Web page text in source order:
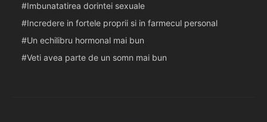
Imbunatatirea dorintei sexuale
Incredere in fortele proprii si in farmecul personal
Un echilibru hormonal mai bun
Veti avea parte de un somn mai bun